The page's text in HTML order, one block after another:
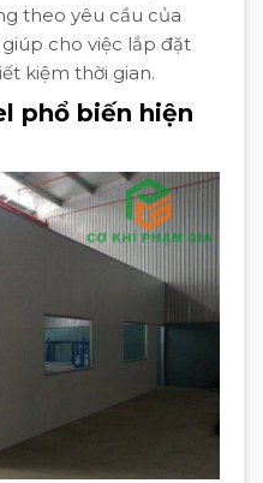
theo yêu cầu của
cho việc lắp đặt
kiệm thời gian.
phổ biến hiện